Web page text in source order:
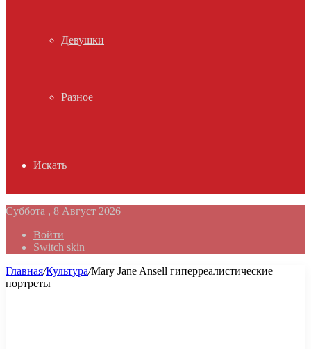
Девушки
Разное
Искать
Суббота , 8 Август 2026
Войти
Switch skin
Главная/Культура/Mary Jane Ansell гиперреалистические
портреты